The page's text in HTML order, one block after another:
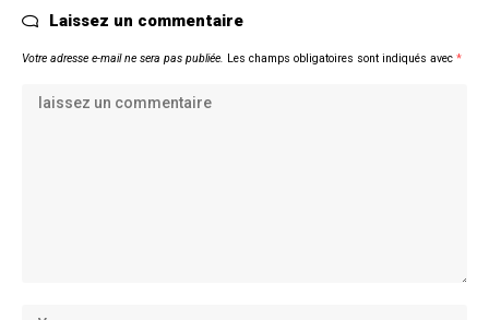
Laissez un commentaire
Votre adresse e-mail ne sera pas publiée. Les champs obligatoires sont indiqués avec *